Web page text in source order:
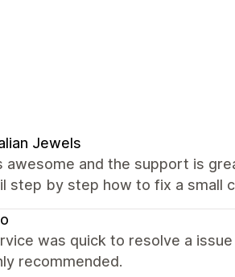
Jewels
awesome and the support is
step by step how to fix a small
was quick to resolve a
recommended.